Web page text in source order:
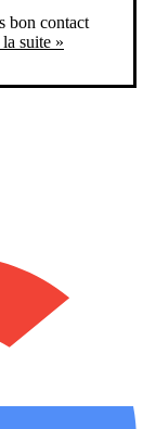
bon contact
suite »